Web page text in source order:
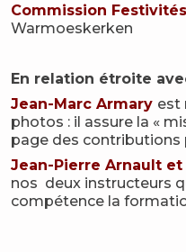
Commission
Warmoeskerken
En relation étroite
Jean-Marc Armary est
photos : il assure la «
page des contributions
Jean-Pierre Arnault
nos deux instructeurs
compétence la